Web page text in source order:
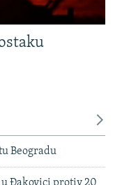
Beogradu